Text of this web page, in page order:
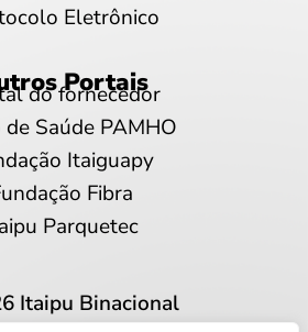
Eletrônico
Portais
do fornecedor
Saúde PAMHO
Itaiguapy
Fibra
Parquetec
Itaipu Binacional